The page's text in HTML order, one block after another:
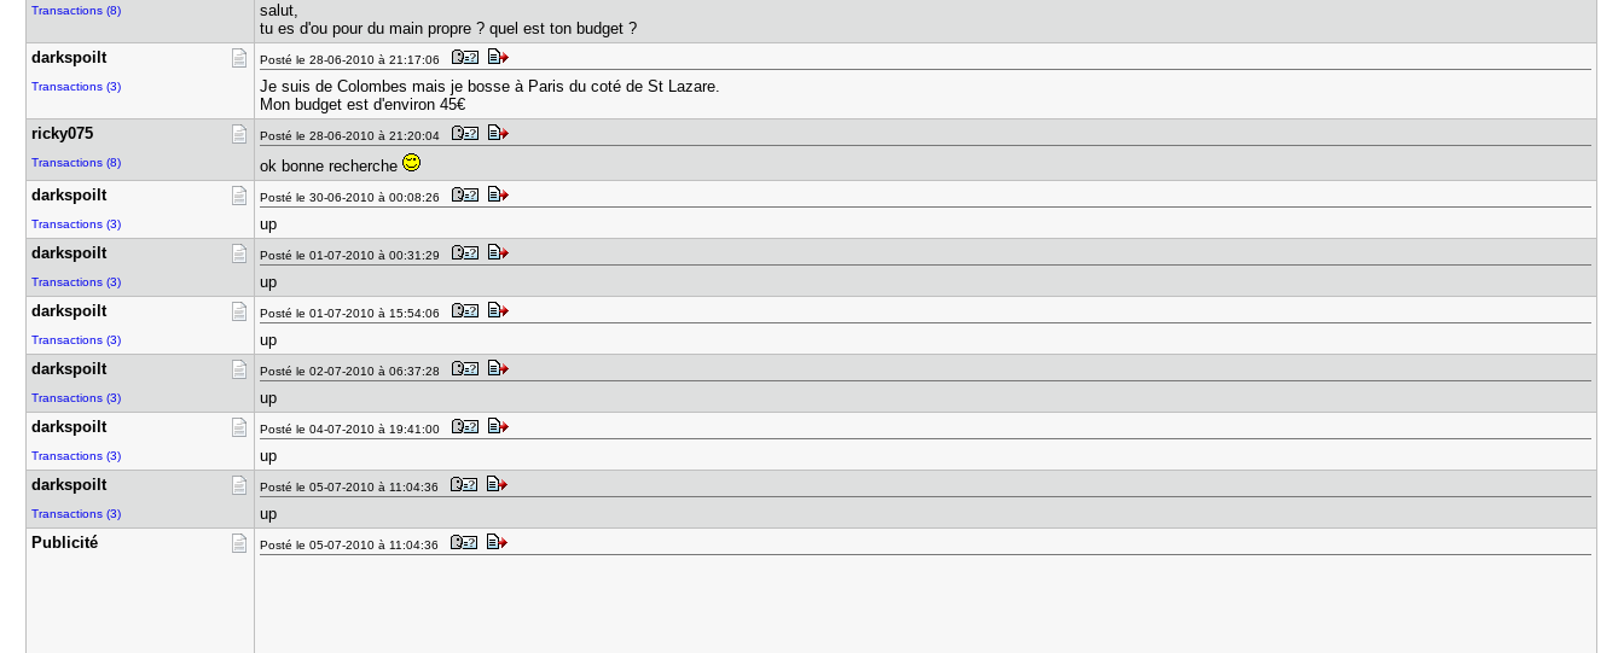
Transactions (8)
salut,
tu es d'ou pour du main propre ? quel est ton budget ?
darkspoilt
Transactions (3)
Posté le 28-06-2010 à 21:17:06
Je suis de Colombes mais je bosse à Paris du coté de St Lazare.
Mon budget est d'environ 45€
ricky075
Transactions (8)
Posté le 28-06-2010 à 21:20:04
ok bonne recherche
darkspoilt
Transactions (3)
Posté le 30-06-2010 à 00:08:26
up
darkspoilt
Transactions (3)
Posté le 01-07-2010 à 00:31:29
up
darkspoilt
Transactions (3)
Posté le 01-07-2010 à 15:54:06
up
darkspoilt
Transactions (3)
Posté le 02-07-2010 à 06:37:28
up
darkspoilt
Transactions (3)
Posté le 04-07-2010 à 19:41:00
up
darkspoilt
Transactions (3)
Posté le 05-07-2010 à 11:04:36
up
Publicité
Posté le 05-07-2010 à 11:04:36